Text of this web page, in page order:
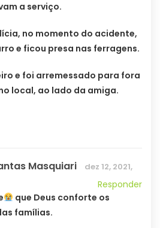
a serviço.
no momento do acidente,
e ficou presa nas ferragens.
e foi arremessado para fora
local, ao lado da amiga.
Masquiari
dez 12, 2021,
Responder
que Deus conforte os
famílias.